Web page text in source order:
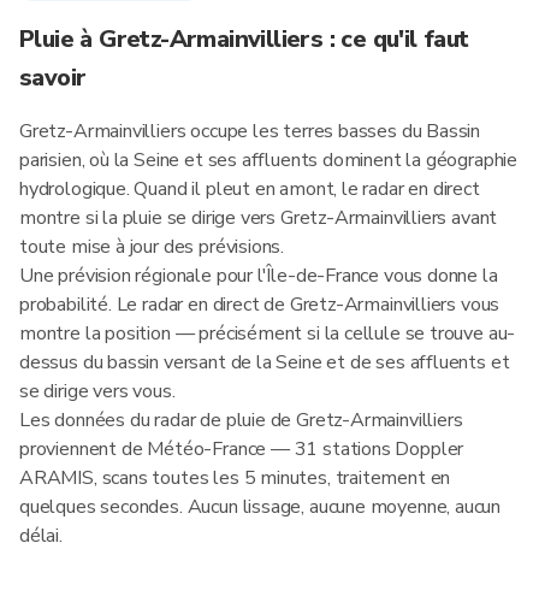
Pluie à Gretz-Armainvilliers : ce qu'il faut
savoir
Gretz-Armainvilliers occupe les terres basses du Bassin
parisien, où la Seine et ses affluents dominent la géographie
hydrologique. Quand il pleut en amont, le radar en direct
montre si la pluie se dirige vers Gretz-Armainvilliers avant
toute mise à jour des prévisions.
Une prévision régionale pour l'Île-de-France vous donne la
probabilité. Le radar en direct de Gretz-Armainvilliers vous
montre la position — précisément si la cellule se trouve au-
dessus du bassin versant de la Seine et de ses affluents et
se dirige vers vous.
Les données du radar de pluie de Gretz-Armainvilliers
proviennent de Météo-France — 31 stations Doppler
ARAMIS, scans toutes les 5 minutes, traitement en
quelques secondes. Aucun lissage, aucune moyenne, aucun
délai.